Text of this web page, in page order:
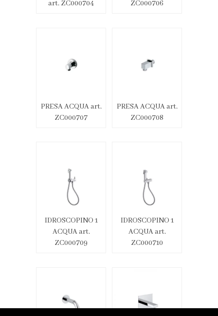
art. ZC000704
ZC000706
PRESA ACQUA art.
ZC000707
PRESA ACQUA art.
ZC000708
IDROSCOPINO 1
ACQUA art.
ZC000709
IDROSCOPINO 1
ACQUA art.
ZC000710